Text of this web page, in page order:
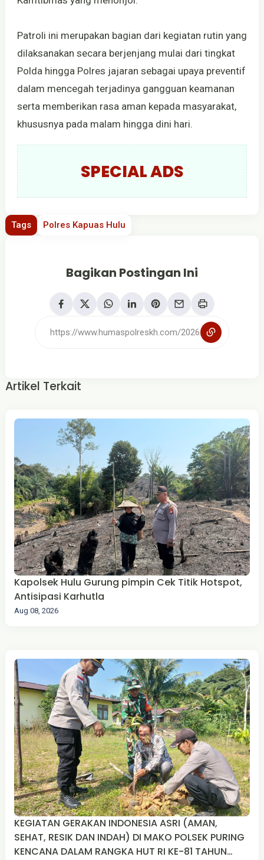
Patroli ini merupakan bagian dari kegiatan rutin yang
dilaksanakan secara berjenjang mulai dari tingkat
Polda hingga Polres jajaran sebagai upaya preventif
dalam mencegah terjadinya gangguan keamanan
serta memberikan rasa aman kepada masyarakat,
khususnya pada malam hingga dini hari.
SPECIAL ADS
Tags Polres Kapuas Hulu
Bagikan Postingan Ini
Artikel Terkait
Kapolsek Hulu Gurung pimpin Cek Titik Hotspot,
Antisipasi Karhutla
Aug 08, 2026
KEGIATAN GERAKAN INDONESIA ASRI (AMAN,
SEHAT, RESIK DAN INDAH) DI MAKO POLSEK PURING
KENCANA DALAM RANGKA HUT RI KE-81 TAHUN